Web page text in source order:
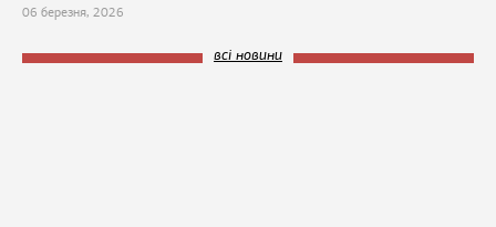
06 березня, 2026
всі новини